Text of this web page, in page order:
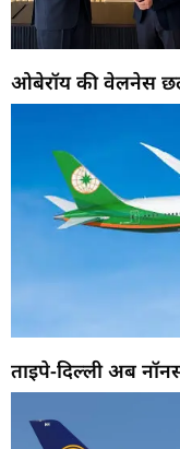
ओबेरॉय की वेलनेस
ताइपे-दिल्ली अब